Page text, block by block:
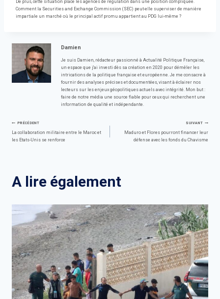
De plus, cette situation place les agences de régulation dans une position compliquée.
Comment la Securities and Exchange Commission (SEC) peut-elle superviser de manière
impartiale un marché où le principal actif promu appartient au PDG lui-même ?
Damien
Je suis Damien, rédacteur passionné à Actualité Politique Française,
un espace que j'ai investi dès sa création en 2020 pour démêler les
intrications de la politique française et européenne. Je me consacre à
fournir des analyses précises et documentées, visant à éclairer nos
lecteurs sur les enjeux géopolitiques actuels avec intégrité. Mon but :
faire de notre média une source fiable pour ceux qui recherchent une
information de qualité et indépendante.
Navigation
PRÉCÉDENT
La collaboration militaire entre le Maroc et
les Etats-Unis se renforce
SUIVANT
Maduro et Flores pourront financer leur
défense avec les fonds du Chavisme
A lire également